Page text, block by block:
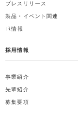
プレスリリース
製品・イベント関連
IR情報
採用情報
事業紹介
先輩紹介
募集要項